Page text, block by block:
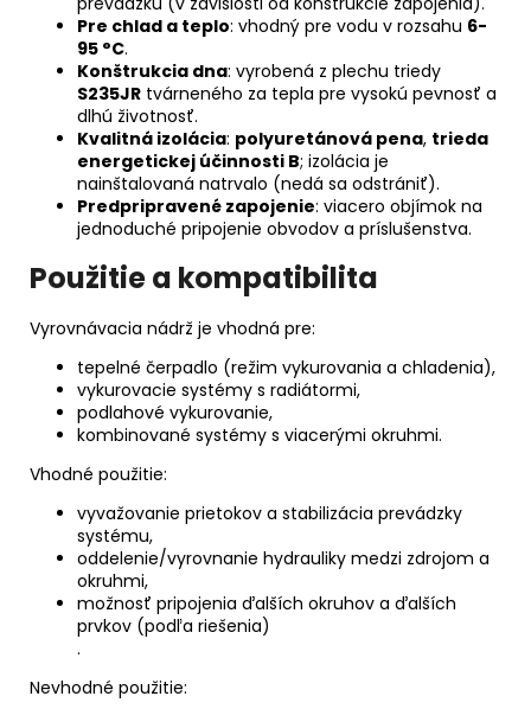
Pre chlad a teplo: vhodný pre vodu v rozsahu 6-
95 °C.
Konštrukcia dna: vyrobená z plechu triedy
S235JR tvárneného za tepla pre vysokú pevnosť a
dlhú životnosť.
Kvalitná izolácia: polyuretánová pena, trieda
energetickej účinnosti B; izolácia je
nainštalovaná natrvalo (nedá sa odstrániť).
Predpripravené zapojenie: viacero objímok na
jednoduché pripojenie obvodov a príslušenstva.
Použitie a kompatibilita
Vyrovnávacia nádrž je vhodná pre:
tepelné čerpadlo (režim vykurovania a chladenia),
vykurovacie systémy s radiátormi,
podlahové vykurovanie,
kombinované systémy s viacerými okruhmi.
Vhodné použitie:
vyvažovanie prietokov a stabilizácia prevádzky
systému,
oddelenie/vyrovnanie hydrauliky medzi zdrojom a
okruhmi,
možnosť pripojenia ďalších okruhov a ďalších
prvkov (podľa riešenia)
.
Nevhodné použitie: